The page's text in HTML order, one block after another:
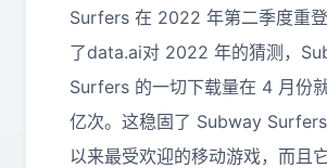
Surfers 在 2022 年第二季度重
了data.ai对 2022 年的猜测，
Surfers 的一切下载量在 4 月份
亿次。这稳固了 Subway
以来最受欢迎的移动游戏，而且